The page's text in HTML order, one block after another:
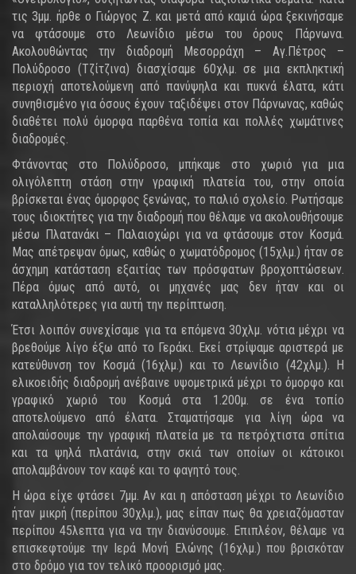
τις 3μμ. ήρθε ο Γιώργος Ζ. και μετά από καμιά ώρα ξεκινήσαμε
να φτάσουμε στο Λεωνίδιο μέσω του όρους Πάρνωνα.
Ακολουθώντας την διαδρομή Μεσορράχη – Αγ.Πέτρος –
Πολύδροσο (Τζίτζινα) διασχίσαμε 60χλμ. σε μια εκπληκτική
περιοχή αποτελούμενη από πανύψηλα και πυκνά έλατα, κάτι
συνηθισμένο για όσους έχουν ταξιδέψει στον Πάρνωνας, καθώς
διαθέτει πολύ όμορφα παρθένα τοπία και πολλές χωμάτινες
διαδρομές.
Φτάνοντας στο Πολύδροσο, μπήκαμε στο χωριό για μια
ολιγόλεπτη στάση στην γραφική πλατεία του, στην οποία
βρίσκεται ένας όμορφος ξενώνας, το παλιό σχολείο. Ρωτήσαμε
τους ιδιοκτήτες για την διαδρομή που θέλαμε να ακολουθήσουμε
μέσω Πλατανάκι – Παλαιοχώρι για να φτάσουμε στον Κοσμά.
Μας απέτρεψαν όμως, καθώς ο χωματόδρομος (15χλμ.) ήταν σε
άσχημη κατάσταση εξαιτίας των πρόσφατων βροχοπτώσεων.
Πέρα όμως από αυτό, οι μηχανές μας δεν ήταν και οι
καταλληλότερες για αυτή την περίπτωση.
Έτσι λοιπόν συνεχίσαμε για τα επόμενα 30χλμ. νότια μέχρι να
βρεθούμε λίγο έξω από το Γεράκι. Εκεί στρίψαμε αριστερά με
κατεύθυνση τον Κοσμά (16χλμ.) και το Λεωνίδιο (42χλμ.). Η
ελικοειδής διαδρομή ανέβαινε υψομετρικά μέχρι το όμορφο και
γραφικό χωριό του Κοσμά στα 1.200μ. σε ένα τοπίο
αποτελούμενο από έλατα. Σταματήσαμε για λίγη ώρα να
απολαύσουμε την γραφική πλατεία με τα πετρόχτιστα σπίτια
και τα ψηλά πλατάνια, στην σκιά των οποίων οι κάτοικοι
απολαμβάνουν τον καφέ και το φαγητό τους.
Η ώρα είχε φτάσει 7μμ. Αν και η απόσταση μέχρι το Λεωνίδιο
ήταν μικρή (περίπου 30χλμ.), μας είπαν πως θα χρειαζόμασταν
περίπου 45λεπτα για να την διανύσουμε. Επιπλέον, θέλαμε να
επισκεφτούμε την Ιερά Μονή Ελώνης (16χλμ.) που βρισκόταν
στο δρόμο για τον τελικό προορισμό μας.